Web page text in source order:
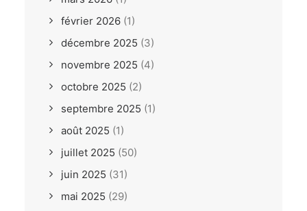
février 2026 (1)
décembre 2025 (3)
novembre 2025 (4)
octobre 2025 (2)
septembre 2025 (1)
août 2025 (1)
juillet 2025 (50)
juin 2025 (31)
mai 2025 (29)